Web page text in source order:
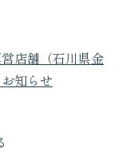
店舗（石川県金
知らせ